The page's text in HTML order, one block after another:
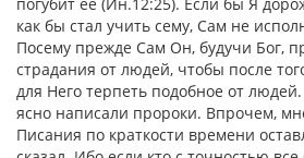
как бы стал учить сему, Сам не
Посему прежде Сам Он, будучи Бог,
страдания от людей, чтобы после
для Него терпеть подобное от
ясно написали пророки. Впрочем,
Писания по краткости времени